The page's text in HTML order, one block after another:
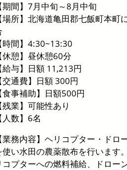
期間】7月中旬～8月中旬
場所】北海道亀田郡七飯町本町
時間】4:30~13:30
休憩】昼休憩60分
給与】日額 11,213円
交通費】日額 300円
食事補助】日額500円
残業】可能性あり
人数】6名
業務内容】ヘリコプター・ドロ
使い水田の農薬散布を行います
コプターへの燃料補給、ドロー